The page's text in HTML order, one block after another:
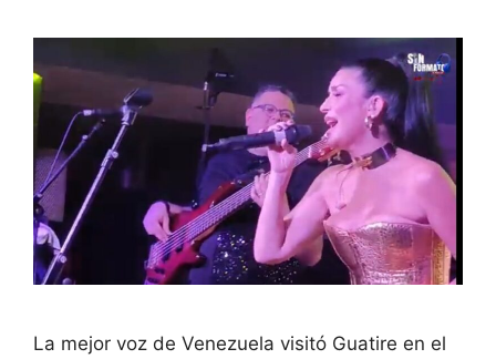
La mejor voz de Venezuela visitó Guatire en el